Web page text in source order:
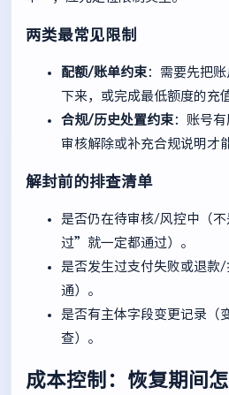
两类最常见限制
配额/账单约束 ：需要先把
下来，或完成最低额度的充
合规/历史处置约束 ：账号
审核解除或补充合规说明才
解封前的排查清单
是否仍在待审核/风控中（
过”就一定都通过）。
是否发生过支付失败或退款
通）。
是否有主体字段变更记录（
查）。
成本控制：恢复期间